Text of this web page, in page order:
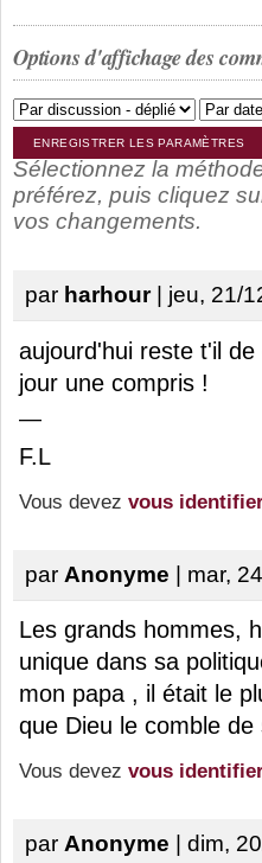
Options d'affichage des
Sélectionnez la
préférez, puis cliquez
vos changements.
par harhour| jeu, 21/
aujourd'hui reste t'il
jour une compris !
—
F.L
Vous devez vous
par Anonyme | mar,
Les grands hommes,
unique dans sa
mon papa , il était le
que Dieu le comble
Vous devez vous
par Anonyme | dim,